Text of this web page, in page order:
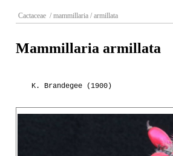
Cactaceae / mammillaria / armillata
Mammillaria armillata
K. Brandegee (1900)